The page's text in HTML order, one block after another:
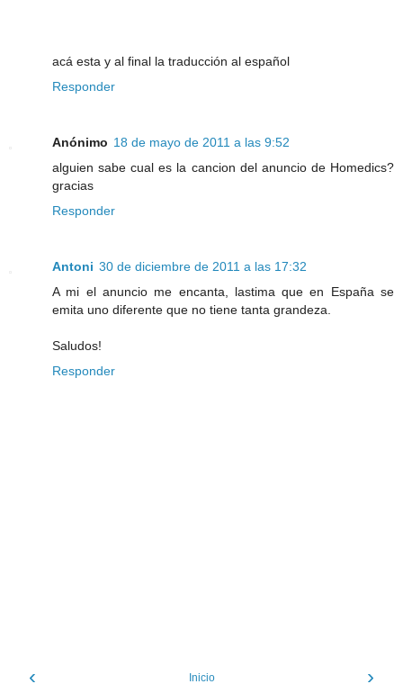
acá esta y al final la traducción al español
Responder
Anónimo 18 de mayo de 2011 a las 9:52
alguien sabe cual es la cancion del anuncio de Homedics?
gracias
Responder
Antoni 30 de diciembre de 2011 a las 17:32
A mi el anuncio me encanta, lastima que en España se
emita uno diferente que no tiene tanta grandeza.
Saludos!
Responder
‹ ›
Inicio